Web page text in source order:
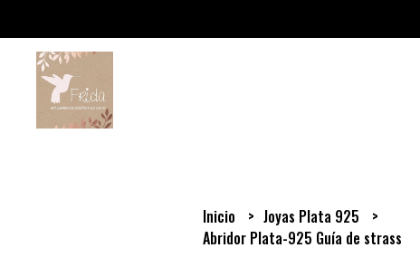
Inicio
Joyas Plata 925
Abridor Plata-925 Guía de strass